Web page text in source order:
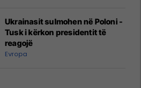
Mançesterit
Ukrainasit sulmohen në Poloni -
Tusk i kërkon presidentit të
reagojë
Evropa